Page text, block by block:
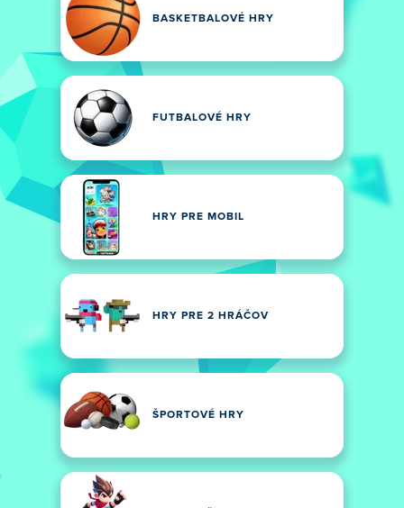
BASKETBALOVÉ HRY
FUTBALOVÉ HRY
HRY PRE MOBIL
HRY PRE 2 HRÁČOV
ŠPORTOVÉ HRY